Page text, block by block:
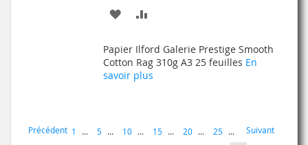
AJOUTER
MA
LISTE
COMPARATEUR
Papier Ilford Galerie Prestige Smooth
Cotton Rag 310g A3 25 feuilles En
savoir plus
Page
Page
Précédent Page
1 ... 5 ... 10 ... 15 ... 20 ... 25 ...
Page
Suivant